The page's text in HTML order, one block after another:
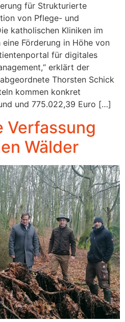
für Strukturierte
von Pflege- und
katholischen Kliniken im
Förderung in Höhe von
für digitales
erklärt der
Thorsten Schick
kommen konkret
und 775.022,39 Euro […]
Verfassung
Wälder